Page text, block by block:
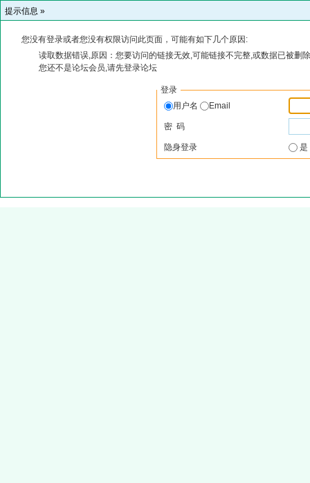
提示信息 »
您没有登录或者您没有权限访问此页面，可能有如下几个原因:
读取数据错误,原因：您要访问的链接无效,可能链接不完整,或数据已被删
您还不是论坛会员,请先登录论坛
登录
用户名
Email
密 码
隐身登录